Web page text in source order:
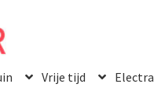
Vrije tijd Electra